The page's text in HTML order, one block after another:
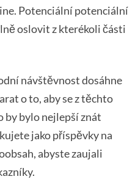
Potenciální potenciální
oslovit z kterékoli části
návštěvnost dosáhne
o to, aby se z těchto
bylo nejlepší znát
jako příspěvky na
abyste zaujali